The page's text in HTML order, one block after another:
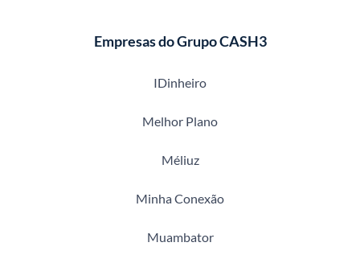
Empresas do Grupo CASH3
IDinheiro
Melhor Plano
Méliuz
Minha Conexão
Muambator